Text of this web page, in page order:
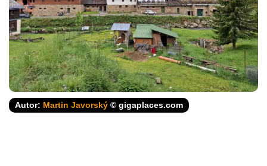
Autor: Martin Javorský © gigaplaces.com